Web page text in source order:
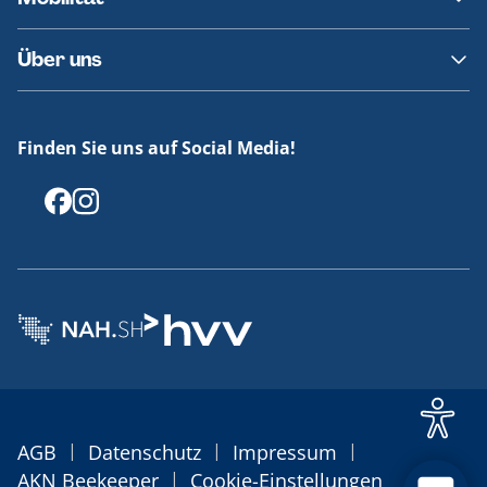
Fundsachen
Häufige Fragen
Barrierefreies Reisen
Erklärung Barrierefreiheit
Über uns
Offenlegungen
Finden Sie uns auf Social Media!
AGB | Datenschutz | Impressum |
AKN Beekeeper | Cookie-Einstellungen